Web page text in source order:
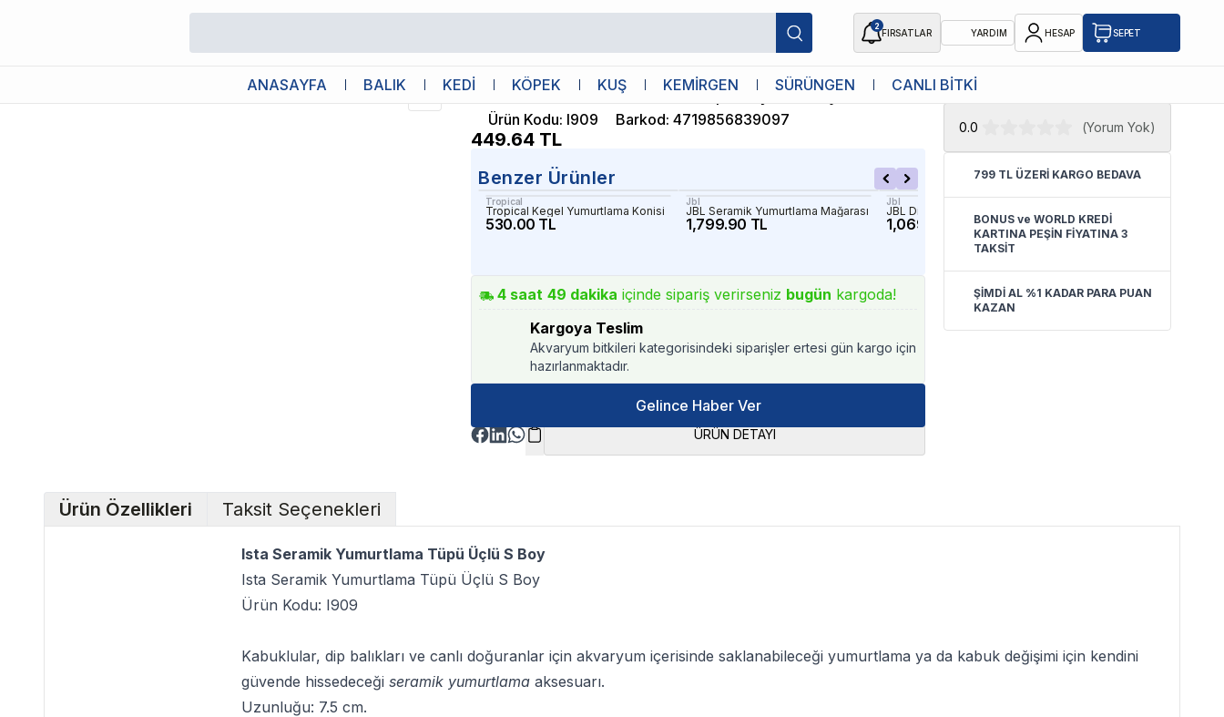
2
FIRSATLAR YARDIM HESAP SEPET
ANASAYFA BALIK KEDİ KÖPEK KUŞ KEMİRGEN SÜRÜNGEN CANLI BİTKİ
Ista
Ista Seramik Yumurtlama Tüpü Üçlü S Boy
Ürün Kodu: I909 Barkod:4719856839097
449.64 TL
Benzer Ürünler
Tropical
Tropical Kegel Yumurtlama Konisi
530.00 TL
Jbl
JBL Seramik Yumurtlama Mağarası
1,799.90 TL
Jbl
JBL Discon Yumurtlama Konisi
1,069.90 TL
Ista
Ista Seramik Yumurtlama
Bölmeli L Boy
914.90 TL
4 saat 49 dakika içinde sipariş verirseniz bugün kargoda!
Kargoya Teslim
Akvaryum bitkileri kategorisindeki siparişler ertesi gün kargo için
hazırlanmaktadır.
Gelince Haber Ver
ÜRÜN DETAYI
★ Atakan Petshop,
satıcısıdır.
0.0 (Yorum Yok)
799 TL ÜZERİ KARGO BEDAVA
BONUS ve WORLD KREDİ
KARTINA PEŞİN FİYATINA 3
TAKSİT
ŞİMDİ AL %1 KADAR PARA PUAN
KAZAN
Ürün Özellikleri Taksit Seçenekleri
Ista Seramik Yumurtlama Tüpü Üçlü S Boy
Ista Seramik Yumurtlama Tüpü Üçlü S Boy
Ürün Kodu: I909
Kabuklular, dip balıkları ve canlı doğuranlar için akvaryum içerisinde saklanabileceği yumurtlama ya da kabuk değişimi için kendini
güvende hissedeceği seramik yumurtlama aksesuarı.
Uzunluğu: 7.5 cm.